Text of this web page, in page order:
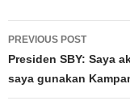
Post
navigation
PREVIOUS POST
Presiden SBY: Saya
saya gunakan